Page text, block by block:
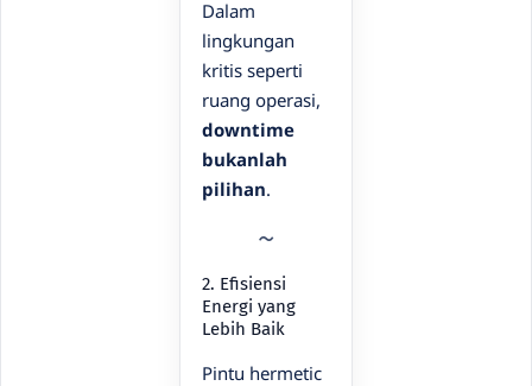
Dalam
lingkungan
kritis seperti
ruang operasi,
downtime
bukanlah
pilihan.
2. Efisiensi
Energi yang
Lebih Baik
Pintu hermetic